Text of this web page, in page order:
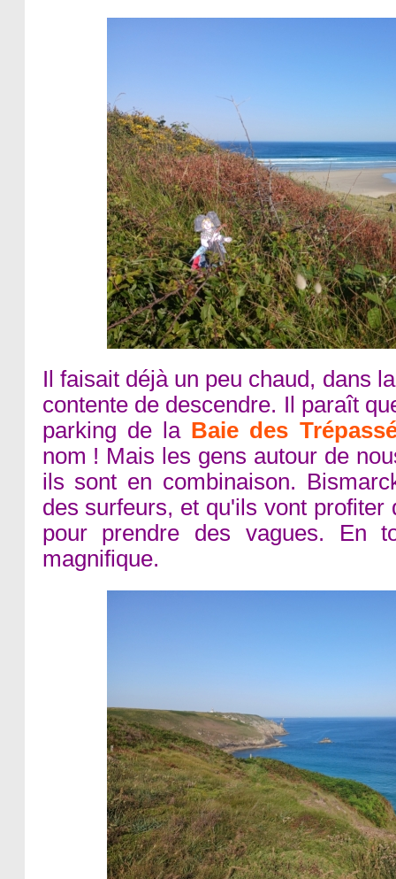
Il faisait déjà un peu chaud, dans
contente de descendre. Il paraît
parking de la Baie des
nom ! Mais les gens autour de
ils sont en combinaison.
des surfeurs, et qu'ils vont profiter
pour prendre des vagues. En
magnifique.